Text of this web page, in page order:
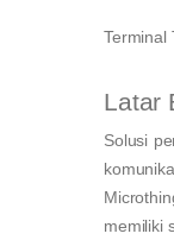
Terminal
Latar
Solusi
memiliki